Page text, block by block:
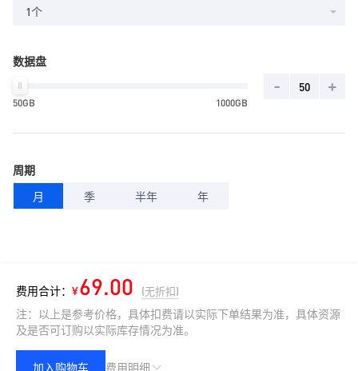
1个
数据盘
50GB 1000GB
- +
周期
月
季 半年 年
费用合计： ¥69.00 (无折扣)
注：以上是参考价格，具体扣费请以实际下单结果为准，具体资源
及是否可订购以实际库存情况为准。
费用明细
加入购物车